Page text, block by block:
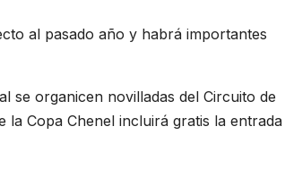
al pasado año y habrá importantes
se organicen novilladas del Circuito de
la Copa Chenel incluirá gratis la